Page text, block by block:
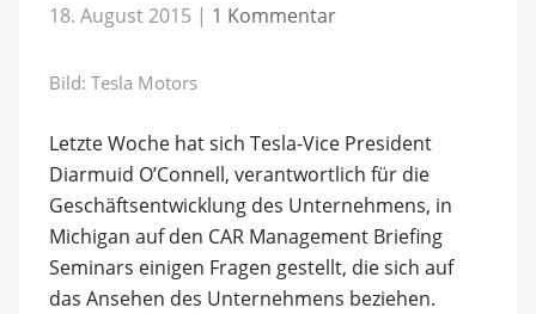
18. August 2015 | 1 Kommentar
Bild: Tesla Motors
Letzte Woche hat sich Tesla-Vice President
Diarmuid O’Connell, verantwortlich für die
Geschäftsentwicklung des Unternehmens, in
Michigan auf den CAR Management Briefing
Seminars einigen Fragen gestellt, die sich auf
das Ansehen des Unternehmens beziehen.